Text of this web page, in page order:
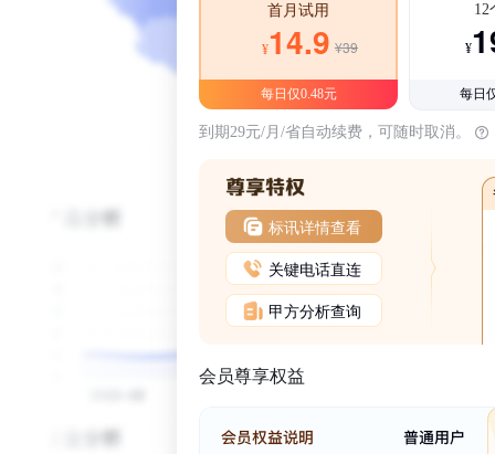
首月试用
¥14.9 ¥39
每日仅0.48元
12
¥
每日
到期29元/月/省自动续费，可随时取消。
标讯详情查看
关键电话直连
甲方分析查询
会员尊享权益